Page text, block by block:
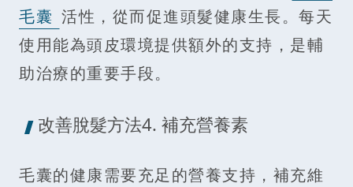
毛囊 活性，從而促進頭髮健康生長。每天
使用能為頭皮環境提供額外的支持，是輔
助治療的重要手段。
改善脫髮方法4. 補充營養素
毛囊的健康需要充足的營養支持，補充維